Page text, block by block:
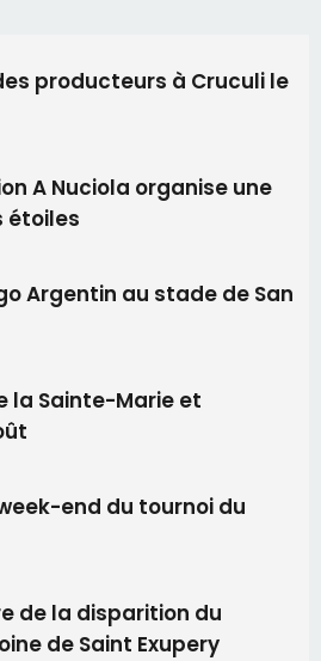
producteurs à Cruculi le
A Nuciola organise une
étoiles
Argentin au stade de San
la Sainte-Marie et
end du tournoi du
de la disparition du
de Saint Exupery